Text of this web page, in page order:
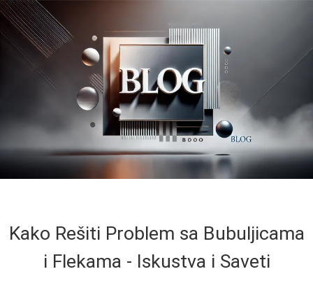
Kako Rešiti Problem sa Bubuljicama
i Flekama - Iskustva i Saveti